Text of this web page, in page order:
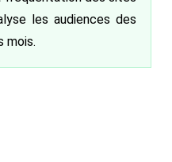
les audiences des
mois.